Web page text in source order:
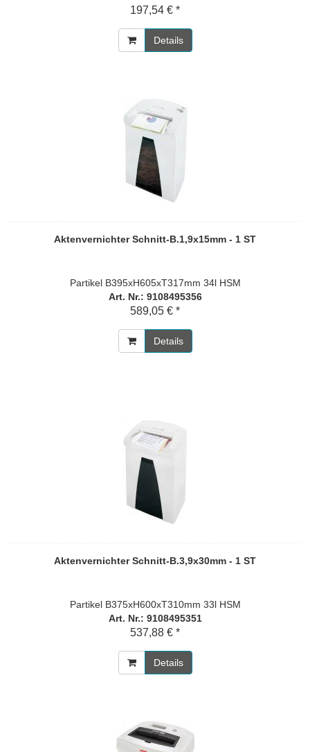
197,54 € *
Details
Aktenvernichter Schnitt-B.1,9x15mm - 1 ST
Partikel B395xH605xT317mm 34l HSM
Art. Nr.: 9108495356
589,05 € *
Details
Aktenvernichter Schnitt-B.3,9x30mm - 1 ST
Partikel B375xH600xT310mm 33l HSM
Art. Nr.: 9108495351
537,88 € *
Details